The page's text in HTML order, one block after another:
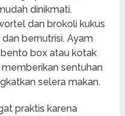
dinikmati.
dan brokoli kukus
bernutrisi. Ayam
box atau kotak
sentuhan
selera makan.
praktis karena